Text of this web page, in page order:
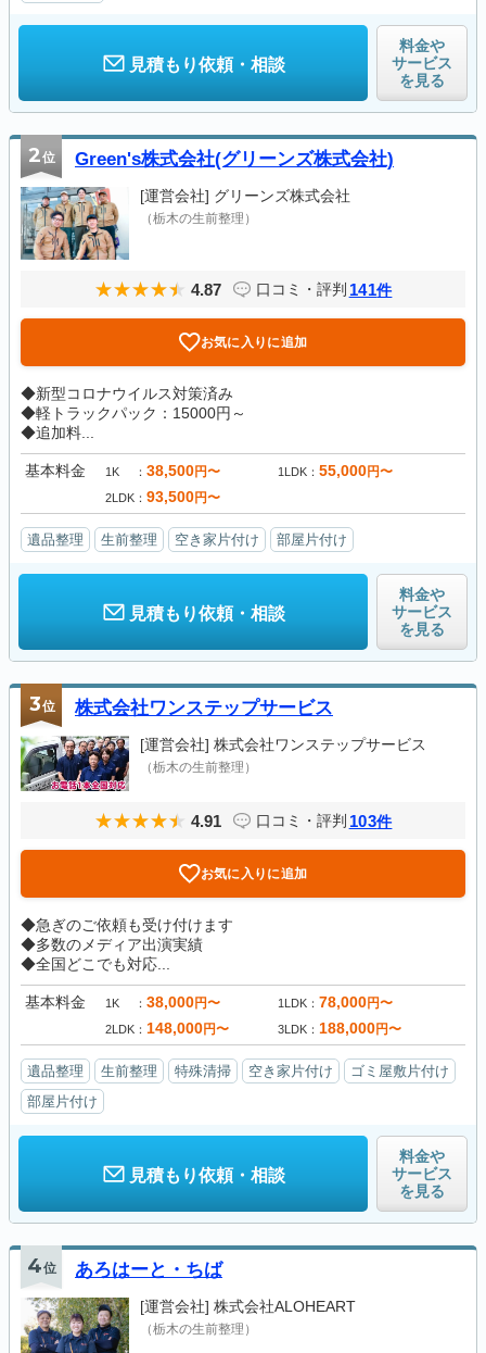
見積もり依頼・相談
料金や
サービス
を見る
2位 Green's株式会社(グリーンズ株式会社)
[運営会社] グリーンズ株式会社
（栃木の生前整理）
4.87 口コミ・評判 141件
お気に入りに追加
◆新型コロナウイルス対策済み
◆軽トラックパック：15000円～
◆追加料...
基本料金 1K 38,500円〜 1LDK 55,000円〜
2LDK 93,500円〜
遺品整理 生前整理 空き家片付け 部屋片付け
見積もり依頼・相談
料金や
サービス
を見る
3位 株式会社ワンステップサービス
[運営会社] 株式会社ワンステップサービス
（栃木の生前整理）
4.91 口コミ・評判 103件
お気に入りに追加
◆急ぎのご依頼も受け付けます
◆多数のメディア出演実績
◆全国どこでも対応...
基本料金 1K 38,000円〜 1LDK 78,000円〜
2LDK 148,000円〜 3LDK 188,000円〜
遺品整理 生前整理 特殊清掃 空き家片付け
ゴミ屋敷片付け
部屋片付け
見積もり依頼・相談
料金や
サービス
を見る
4位 あろはーと・ちば
[運営会社] 株式会社ALOHEART
（栃木の生前整理）